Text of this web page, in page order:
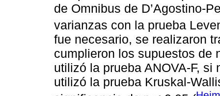
de Omnibus de D’Agostino-
varianzas con la prueba
fue necesario, se realizaron
cumplieron los supuestos de
utilizó la prueba ANOVA-F,
utilizó la prueba Kruskal-